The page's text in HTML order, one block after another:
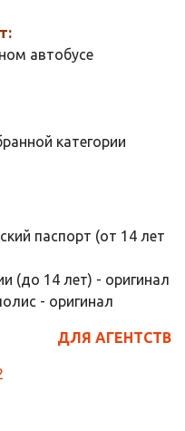
автобусе
категории
паспорт (от 14 лет
(до 14 лет) - оригинал
- оригинал
ДЛЯ АГЕНТСТВ